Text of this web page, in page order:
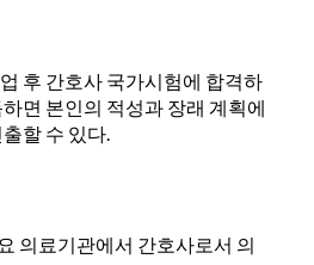
후 간호사 국가시험에 합격하
면 본인의 적성과 장래 계획에
할 수 있다.
의료기관에서 간호사로서 의